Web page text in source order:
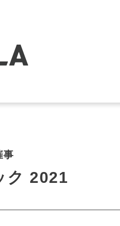
事
ク 2021